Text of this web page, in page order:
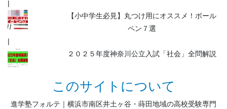
【小中学生必見】丸つけ用にオススメ！ボール
ペン７選
２０２５年度神奈川公立入試「社会」全問解説
このサイトについて
進学塾フォルテ｜横浜市南区井土ヶ谷・蒔田地域の高校受験専門